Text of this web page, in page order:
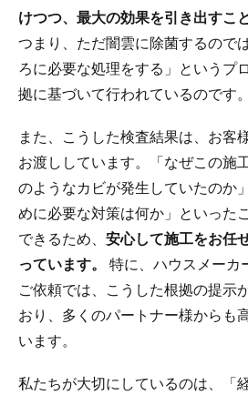
けつつ、最大の効果を引き出すこ
つまり、ただ闇雲に除菌するので
ろに必要な処理をする」というプ
拠に基づいて行われているのです。
また、こうした検査結果は、お客
お渡ししています。「なぜこの施
のようなカビが発生していたのか
めに必要な対策は何か」といった
できるため、 安心して施工をお任
っています。
特に、ハウスメーカ
ご依頼では、こうした根拠の提示
おり、多くのパートナー様からも
います。
私たちが大切にしているのは、「